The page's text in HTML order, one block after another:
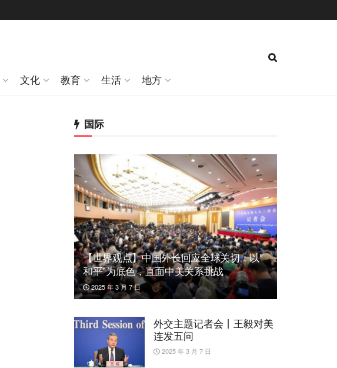
文化 教育 生活 地方
国际
【世界观点】中国外长回应全球关切：以”
和平”为底色，直面中美关系挑战
2025 年 3 月 7 日
外交主题记者会丨王毅对美
连发五问
2025 年 3 月 7 日